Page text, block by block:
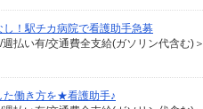
！駅チカ病院で看護助手急募
払い有/交通費全支給(ガソリン代含む)＞
た働き方を★看護助手♪